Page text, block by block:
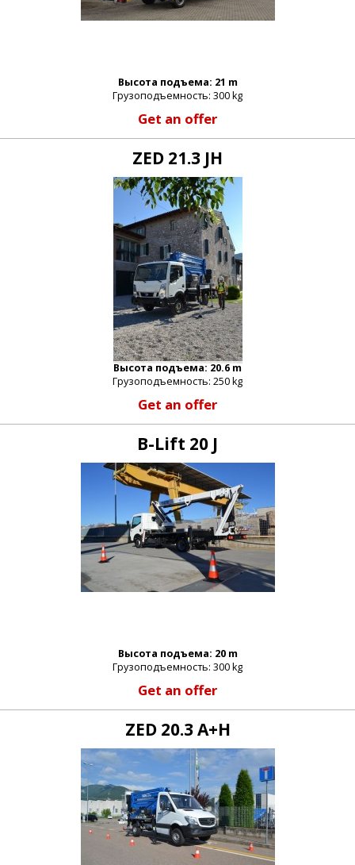
Высота подъема: 21 m
Грузоподъемность: 300 kg
Get an offer
ZED 21.3 JH
Высота подъема: 20.6 m
Грузоподъемность: 250 kg
Get an offer
B-Lift 20 J
Высота подъема: 20 m
Грузоподъемность: 300 kg
Get an offer
ZED 20.3 A+H